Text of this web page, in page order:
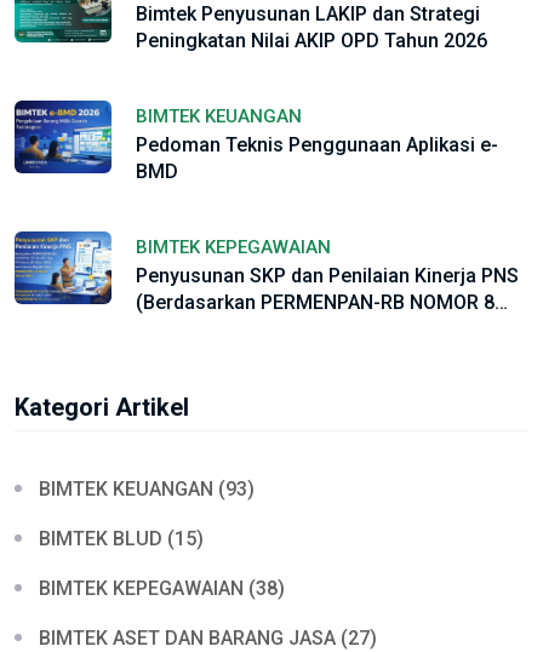
Bimtek Penyusunan LAKIP dan Strategi
Peningkatan Nilai AKIP OPD Tahun 2026
BIMTEK KEUANGAN
Pedoman Teknis Penggunaan Aplikasi e-
BMD
BIMTEK KEPEGAWAIAN
Penyusunan SKP dan Penilaian Kinerja PNS
(Berdasarkan PERMENPAN-RB NOMOR 8
Kategori Artikel
BIMTEK KEUANGAN (93)
BIMTEK BLUD (15)
BIMTEK KEPEGAWAIAN (38)
BIMTEK ASET DAN BARANG JASA (27)